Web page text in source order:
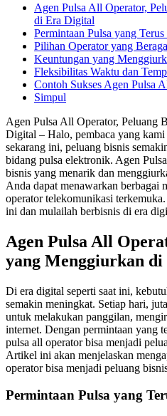
Agen Pulsa All Operator,
di Era Digital
Permintaan Pulsa yang
Pilihan Operator yang
Keuntungan yang
Fleksibilitas Waktu dan
Contoh Sukses Agen Pulsa
Simpul
Agen Pulsa All Operator, Peluang
Digital – Halo, pembaca yang
sekarang ini, peluang bisnis
bidang pulsa elektronik. Agen
bisnis yang menarik dan
Anda dapat menawarkan berbagai
operator telekomunikasi
ini dan mulailah berbisnis di era
Agen Pulsa All
yang Menggiurkan
Di era digital seperti saat ini,
semakin meningkat. Setiap hari,
untuk melakukan panggilan,
internet. Dengan permintaan yang
pulsa all operator bisa menjadi
Artikel ini akan menjelaskan
operator bisa menjadi peluang
Permintaan Pulsa yang